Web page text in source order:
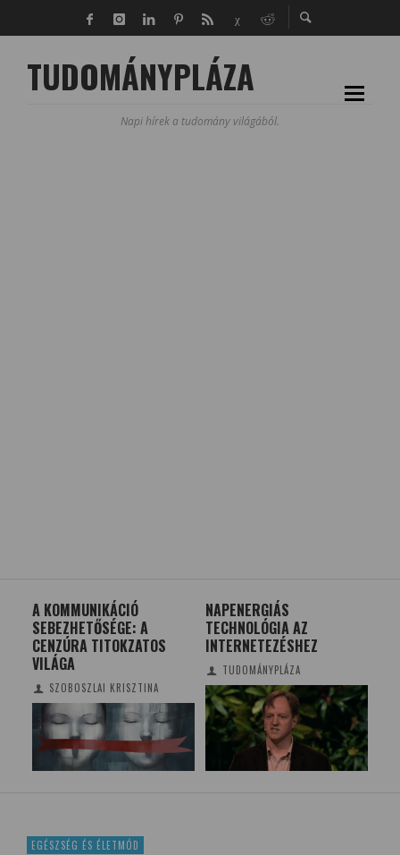
TUDOMÁNYPLÁZA
Napi hírek a tudomány világából.
A KOMMUNIKÁCIÓ
SEBEZHETŐSÉGE: A
CENZÚRA TITOKZATOS
VILÁGA
SZOBOSZLAI KRISZTINA
NAPENERGIÁS
TECHNOLÓGIA AZ
INTERNETEZÉSHEZ
TUDOMÁNYPLÁZA
EGÉSZSÉG ÉS ÉLETMÓD